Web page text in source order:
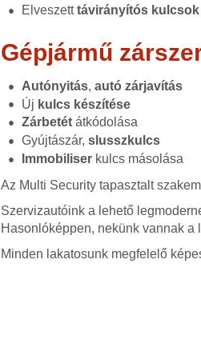
Elveszetttávirányítós kulcsok
Gépjármű
Autónyitás,autó zárjavítás
Új kulcs készítése
Zárbetét átkódolása
Gyújtászár,slusszkulcs
Immobiliser kulcs másolása
Az Multi Security tapasztalt
Szervizautóink a lehető
Hasonlóképpen, nekünk vannak
Minden lakatosunk megfelelő